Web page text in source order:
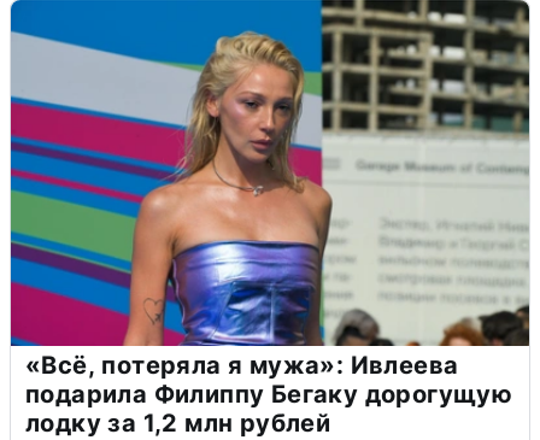
«Всё, потеряла я мужа»: Ивлеева
подарила Филиппу Бегаку дорогущую
лодку за 1,2 млн рублей